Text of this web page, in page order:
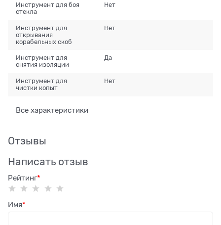
Инструмент для боя
стекла
Нет
Инструмент для
открывания
корабельных скоб
Нет
Инструмент для
снятия изоляции
Да
Инструмент для
чистки копыт
Нет
Все характеристики
Отзывы
Написать отзыв
Рейтинг
Имя